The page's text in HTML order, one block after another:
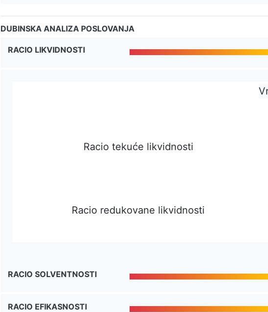
DUBINSKA ANALIZA POSLOVANJA
RACIO LIKVIDNOSTI
Racio tekuće likvidnosti
Racio redukovane likvidnosti
RACIO SOLVENTNOSTI
RACIO EFIKASNOSTI